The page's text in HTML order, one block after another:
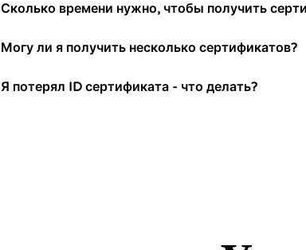
Сколько времени нужно, чтобы получить
Могу ли я получить несколько сертификатов?
Я потерял ID сертификата - что делать?